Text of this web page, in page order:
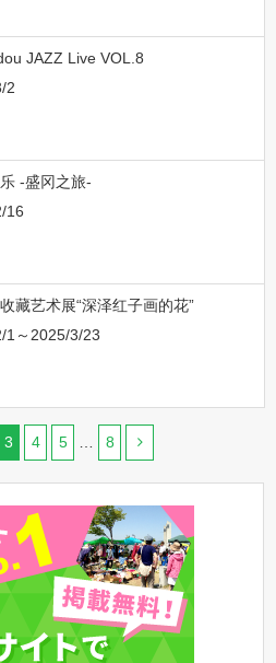
JAZZ Live VOL.8
2
-盛冈之旅-
16
藏艺术展“深泽红子画的花”
1～2025/3/23
3 4 5 8